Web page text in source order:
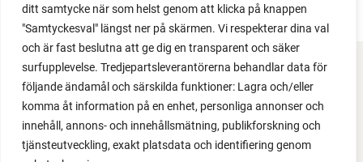
ditt samtycke när som helst genom att klicka på knappen
"Samtyckesval" längst ner på skärmen. Vi respekterar dina val
och är fast beslutna att ge dig en transparent och säker
surfupplevelse. Tredjepartsleverantörerna behandlar data för
följande ändamål och särskilda funktioner: Lagra och/eller
komma åt information på en enhet, personliga annonser och
innehåll, annons- och innehållsmätning, publikforskning och
tjänsteutveckling, exakt platsdata och identifiering genom
FACEBOOK
YOUTUBE